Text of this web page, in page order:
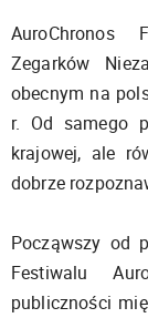
AuroChronos
Zegarków
obecnym na
r. Od samego
krajowej, ale
dobrze
Począwszy od
Festiwalu
publiczności